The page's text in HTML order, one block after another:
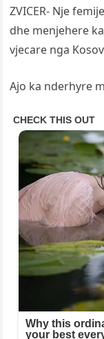
ZVICER- Nje
dhe menjehere
vjecare nga
Ajo ka nderhyre